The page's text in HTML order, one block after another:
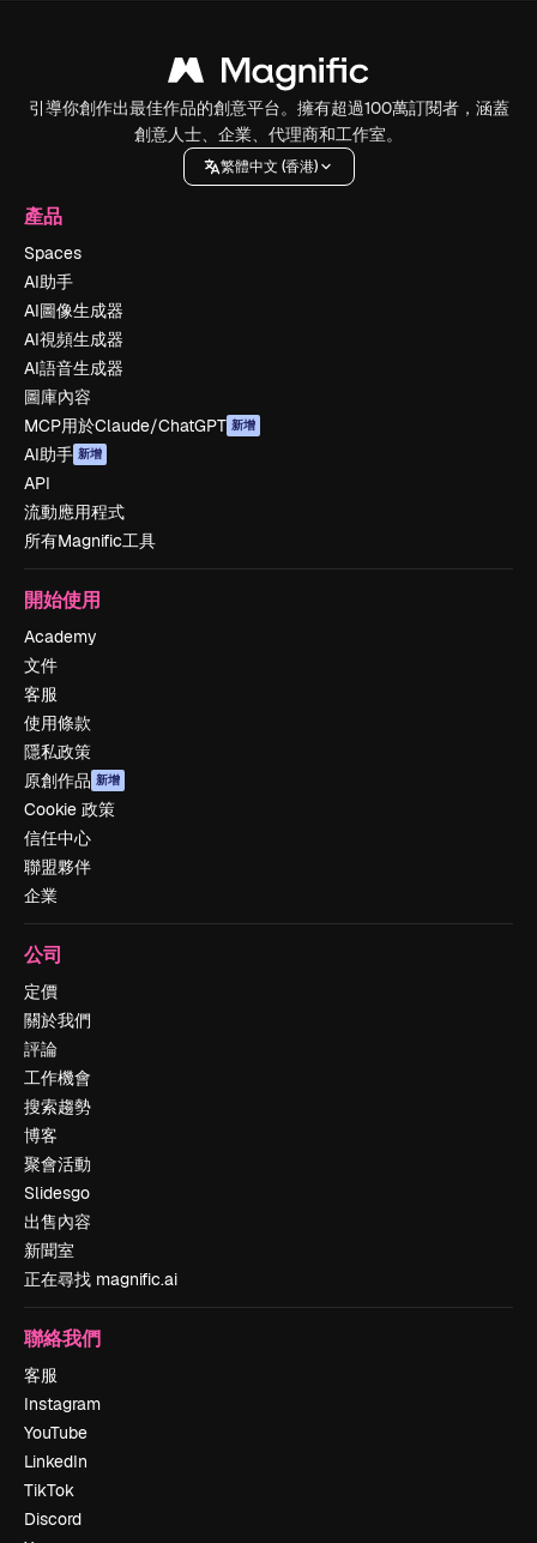
引導你創作出最佳作品的創意平台。擁有超過100萬訂閱者，涵蓋
創意人士、企業、代理商和工作室。
繁體中文 (香港)
產品
Spaces
AI助手
AI圖像生成器
AI視頻生成器
AI語音生成器
圖庫內容
MCP用於Claude/ChatGPT 新增
AI助手 新增
API
流動應用程式
所有Magnific工具
開始使用
Academy
文件
客服
使用條款
隱私政策
原創作品 新增
Cookie 政策
信任中心
聯盟夥伴
企業
公司
定價
關於我們
評論
工作機會
搜索趨勢
博客
聚會活動
Slidesgo
出售內容
新聞室
正在尋找 magnific.ai
聯絡我們
客服
Instagram
YouTube
LinkedIn
TikTok
Discord